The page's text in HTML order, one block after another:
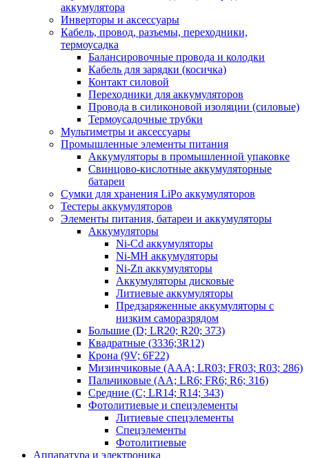
аккумулятора
Инверторы и аксессуары
Кабель, провод, разъемы, переходники,
термоусадка
Балансировочные провода и колодки
Кабель для зарядки (косичка)
Контакт силовой
Переходники для аккумуляторов
Провода в силиконовой изоляции (силовые)
Термоусадочные трубки
Мультиметры и аксессуары
Промышленные элементы питания
Аккумуляторы в промышленной упаковке
Свинцово-кислотные аккумуляторные
батареи
Сумки для хранения LiPo аккумуляторов
Тестеры аккумуляторов
Элементы питания, батареи и аккумуляторы
Аккумуляторы
Ni-Cd аккумуляторы
Ni-MH аккумуляторы
Ni-Zn аккумуляторы
Аккумуляторы дисковые
Литиевые аккумуляторы
Предзаряженные аккумуляторы с
низким саморазрядом
Большие (D; LR20; R20; 373)
Квадратные (3336;3R12)
Крона (9V; 6F22)
Мизинчиковые (AAA; LR03; FR03; R03; 286)
Пальчиковые (AA; LR6; FR6; R6; 316)
Средние (C; LR14; R14; 343)
Фотолитиевые и спецэлементы
Литиевые спецэлементы
Спецэлементы
Фотолитиевые
Аппаратура и электроника